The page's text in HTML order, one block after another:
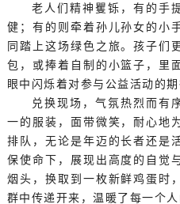
老人们精神矍铄，有的手
健；有的则牵着孙儿孙女的小
同踏上这场绿色之旅。孩子们
包，或捧着自制的小篮子，里
眼中闪烁着对参与公益活动的期
兑换现场，气氛热烈而有
一的服装，面带微笑，耐心地
排队，无论是年迈的长者还是
保使命下，展现出高度的自觉
烟头，换取到一枚新鲜鸡蛋时
群中传递开来，温暖了每一个人